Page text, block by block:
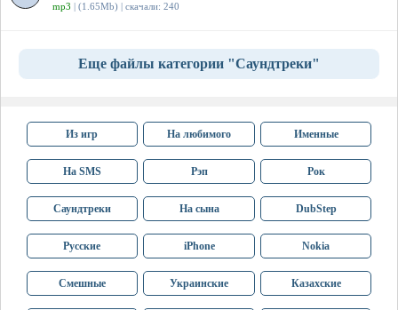
mp3 | (1.65Mb) | скачали: 240
Еще файлы категории "Саундтреки"
Из игр На любимого Именные
На SMS Рэп Рок
Саундтреки На сына DubStep
Русские iPhone Nokia
Смешные Украинские Казахские